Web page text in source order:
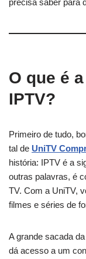
precisa saber para
O que é
IPTV?
Primeiro de tudo,
tal de UniTV
história: IPTV é a
outras palavras, é
TV. Com a UniTV,
filmes e séries de
A grande sacada
dá acesso a um